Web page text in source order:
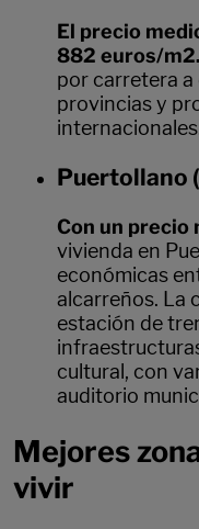
El precio
882 euros/m2.
por carretera
provincias y
Puertollano
Con un precio
vivienda en
económicas
alcarreños. La
estación de
cultural, con
auditorio
Mejores
vivir